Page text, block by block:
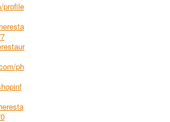
profile
ph